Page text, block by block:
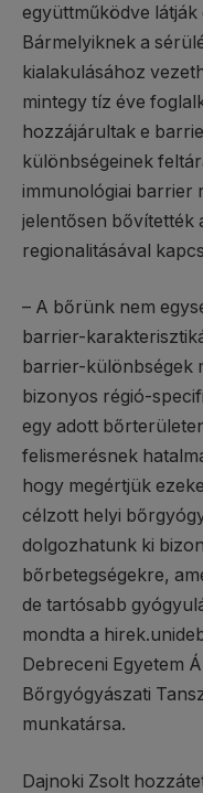
együttműködve
Bármelyiknek a
kialakulásához
mintegy tíz éve
hozzájárultak e
különbségeinek
immunológiai barrier
jelentősen bővítették
regionalitásával
– A bőrünk nem
barrier-
barrier-különbségek
bizonyos régió-
egy adott
felismerésnek
hogy megértjük
célzott helyi
dolgozhatunk ki
bőrbetegségekre,
de tartósabb
mondta a
Debreceni Egyetem
Bőrgyógyászati
munkatársa.
Dajnoki Zsolt